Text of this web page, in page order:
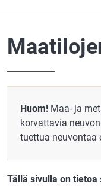
Huom! Maa- ja
korvattavia
tuettua neuvontaa
Tällä sivulla on